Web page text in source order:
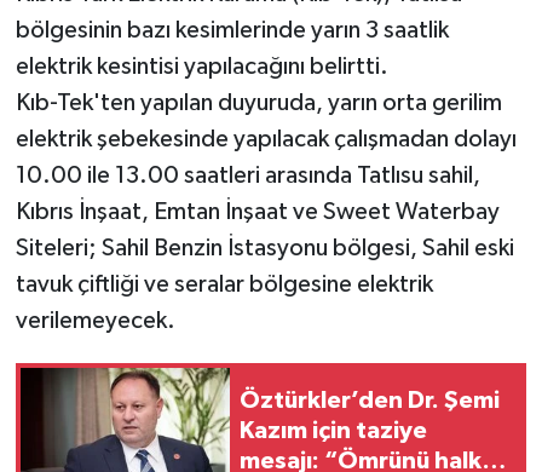
bölgesinin bazı kesimlerinde yarın 3 saatlik
elektrik kesintisi yapılacağını belirtti.
Kıb-Tek'ten yapılan duyuruda, yarın orta gerilim
elektrik şebekesinde yapılacak çalışmadan dolayı
10.00 ile 13.00 saatleri arasında Tatlısu sahil,
Kıbrıs İnşaat, Emtan İnşaat ve Sweet Waterbay
Siteleri; Sahil Benzin İstasyonu bölgesi, Sahil eski
tavuk çiftliği ve seralar bölgesine elektrik
verilemeyecek.
Öztürkler’den Dr. Şemi
Kazım için taziye
mesajı: “Ömrünü halka